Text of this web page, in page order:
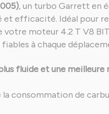
, un turbo Garrett en
et efficacité. Idéal pour
moteur 4.2 T V8
à chaque
fluide et une
la consommation de